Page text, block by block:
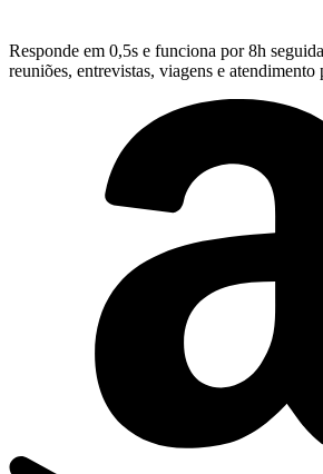
Responde em 0,5s e funciona por 8h
reuniões, entrevistas, viagens e atendimento